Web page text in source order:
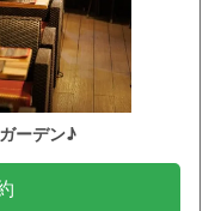
ーデン♪